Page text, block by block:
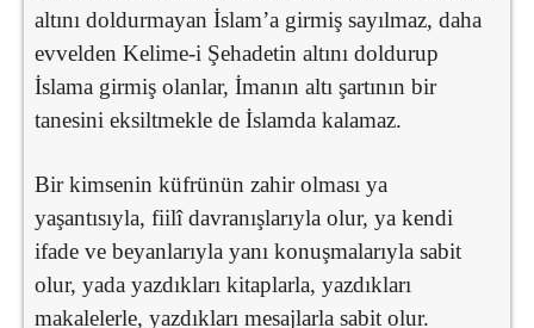
altını doldurmayan İslam’a girmiş sayılmaz, daha
evvelden Kelime-i Şehadetin altını doldurup
İslama girmiş olanlar, İmanın altı şartının bir
tanesini eksiltmekle de İslamda kalamaz.
Bir kimsenin küfrünün zahir olması ya
yaşantısıyla, fiilî davranışlarıyla olur, ya kendi
ifade ve beyanlarıyla yanı konuşmalarıyla sabit
olur, yada yazdıkları kitaplarla, yazdıkları
makalelerle, yazdıkları mesajlarla sabit olur.